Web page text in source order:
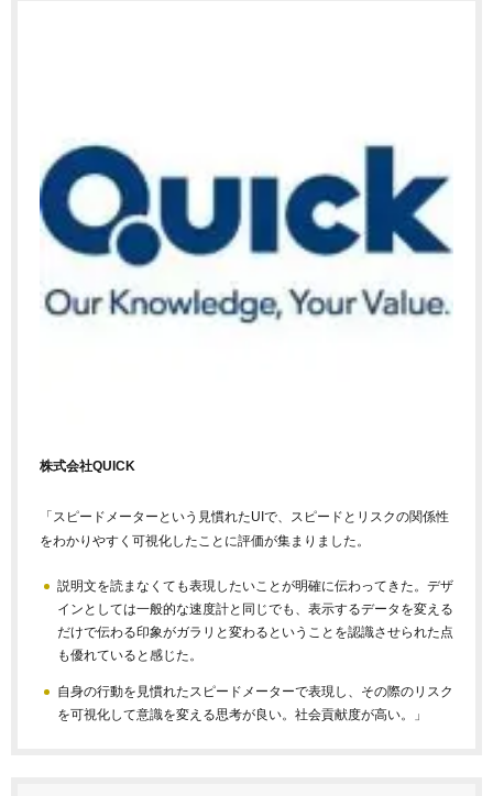
株式会社QUICK
「スピードメーターという見慣れたUIで、スピードとリスクの関係性
をわかりやすく可視化したことに評価が集まりました。
説明文を読まなくても表現したいことが明確に伝わってきた。デザ
インとしては一般的な速度計と同じでも、表示するデータを変える
だけで伝わる印象がガラリと変わるということを認識させられた点
も優れていると感じた。
自身の行動を見慣れたスピードメーターで表現し、 その際のリスク
を可視化して意識を変える思考が良い。社会貢献度が高い。」